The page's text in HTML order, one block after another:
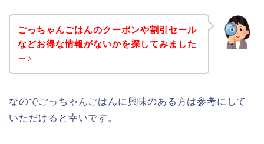
ごっちゃんごはんのクーポンや割引セール
などお得な情報がないかを探してみました
～♪
なのでごっちゃんごはんに興味のある方は参考にして
いただけると幸いです。